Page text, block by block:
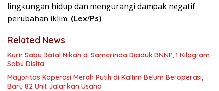
lingkungan hidup dan mengurangi dampak negatif
perubahan iklim. (Lex/Ps)
Related News
Kurir Sabu Batal Nikah di Samarinda Diciduk BNNP, 1 Kilogram
Sabu Disita
Mayoritas Koperasi Merah Putih di Kaltim Belum Beroperasi,
Baru 82 Unit Jalankan Usaha